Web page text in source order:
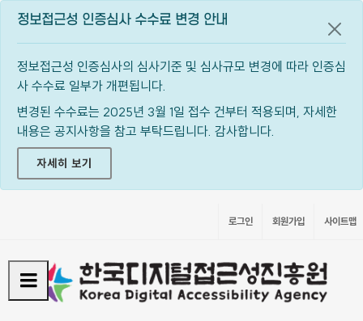
정보접근성 인증심사 수수료 변경 안내
정보접근성 인증심사의 심사기준 및 심사규모 변경에 따라 인증심
사 수수료 일부가 개편됩니다.
변경된 수수료는 2025년 3월 1일 접수 건부터 적용되며, 자세한
내용은 공지사항을 참고 부탁드립니다. 감사합니다.
자세히 보기
공지
로그인 회원가입 사이트맵